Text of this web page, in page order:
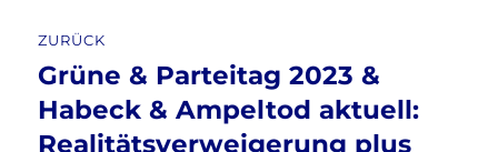
ZURÜCK
Vorheriger
Beitrag:
Grüne & Parteitag 2023 &
Habeck & Ampeltod aktuell:
Realitätsverweigerung plus